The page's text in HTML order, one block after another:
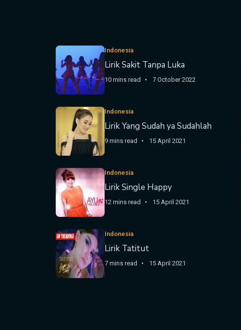
Indonesia
Lirik Sakit Tanpa Luka
10 mins read 7 October 2022
Indonesia
Lirik Yang Sudah ya Sudahlah
9 mins read 15 April 2021
Indonesia
Lirik Single Happy
12 mins read 15 April 2021
Indonesia
Lirik Tatitut
7 mins read 15 April 2021